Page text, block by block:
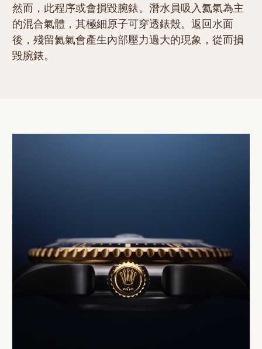
然而，此程序或會損毀腕錶。潛水員吸入氦氣為主
的混合氣體，其極細原子可穿透錶殼。返回水面
後，殘留氦氣會產生內部壓力過大的現象，從而損
毀腕錶。